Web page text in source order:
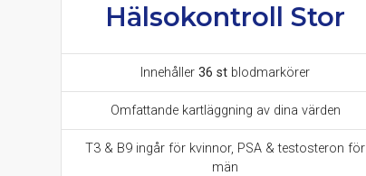
Hälsokontroll Stor
Innehåller 36 st blodmarkörer
Omfattande kartläggning av dina värden
T3 & B9 ingår för kvinnor, PSA & testosteron för
män